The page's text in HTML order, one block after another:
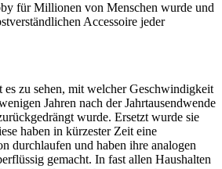
für Millionen von Menschen wurde und
Accessoire jeder
es zu sehen, mit welcher Geschwindigkeit
Jahren nach der Jahrtausendwende
wurde. Ersetzt wurde sie
haben in kürzester Zeit eine
durchlaufen und haben ihre analogen
gemacht. In fast allen Haushalten